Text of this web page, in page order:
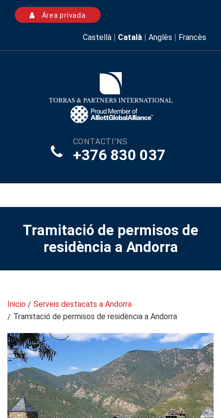
Área privada
Castellà | Català | Anglès | Francès
CONTACTI'NS
+376 830 037
Tramitació de permisos de
residència a Andorra
Inicio
Serveis destacats a Andorra
Tramitació de permisos de residència a Andorra